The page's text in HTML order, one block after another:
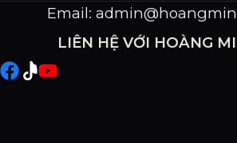
Email:
LIÊN HỆ VỚI HOÀNG